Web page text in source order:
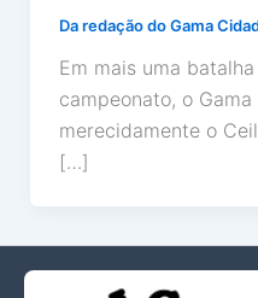
Da redação do Gama
Em mais uma
campeonato, o
merecidamente o
[…]